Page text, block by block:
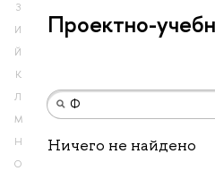
З
И
Й
К
Л
М
Н
О
Проектно-
Ничего не найдено